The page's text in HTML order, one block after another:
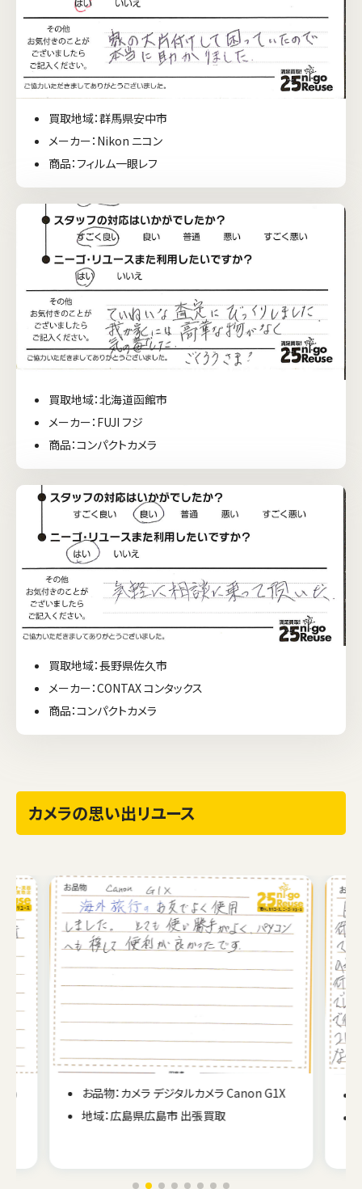
買取地域：群馬県安中市
メーカー：Nikon ニコン
商品：フィルム一眼レフ
買取地域：北海道函館市
メーカー：FUJI フジ
商品：コンパクトカメラ
買取地域：長野県佐久市
メーカー：CONTAX コンタックス
商品：コンパクトカメラ
カメラの思い出リユース
お品物：カメラ デジタルカメラ Canon G1X
地域：広島県広島市 出張買取